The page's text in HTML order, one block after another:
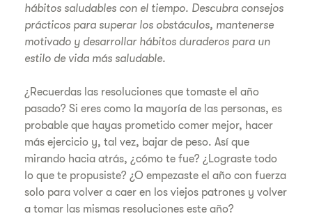
hábitos saludables con el tiempo. Descubra consejos
prácticos para superar los obstáculos, mantenerse
motivado y desarrollar hábitos duraderos para un
estilo de vida más saludable.
¿Recuerdas las resoluciones que tomaste el año
pasado? Si eres como la mayoría de las personas, es
probable que hayas prometido comer mejor, hacer
más ejercicio y, tal vez, bajar de peso. Así que
mirando hacia atrás, ¿cómo te fue? ¿Lograste todo
lo que te propusiste? ¿O empezaste el año con fuerza
solo para volver a caer en los viejos patrones y volver
a tomar las mismas resoluciones este año?